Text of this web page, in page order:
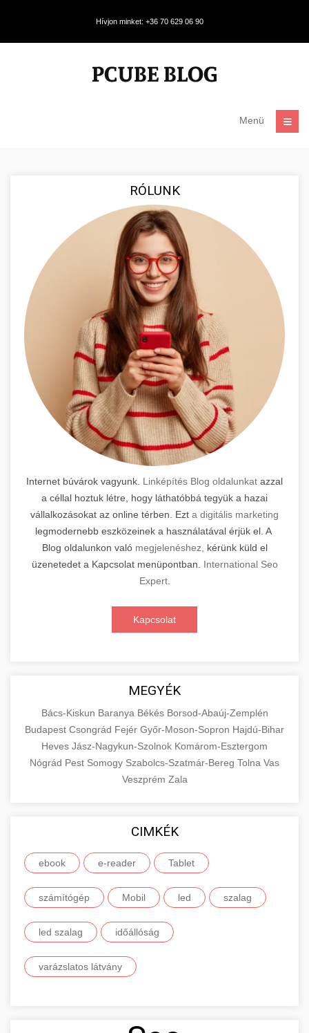
Hívjon minket: +36 70 629 06 90
Menü
RÓLUNK
Internet búvárok vagyunk. Linképítés Blog oldalunkat azzal
a céllal hoztuk létre, hogy láthatóbbá tegyük a hazai
vállalkozásokat az online térben. Ezt a digitális marketing
legmodernebb eszközeinek a használatával érjük el. A
Blog oldalunkon való megjelenéshez,
kérünk küld el
üzenetedet a Kapcsolat menüpontban. International Seo
Expert.
Kapcsolat
MEGYÉK
Bács-Kiskun Baranya Békés Borsod-Abaúj-Zemplén
Budapest Csongrád Fejér Győr-Moson-Sopron Hajdú-Bihar
Heves Jász-Nagykun-Szolnok Komárom-Esztergom
Nógrád Pest Somogy Szabolcs-Szatmár-Bereg Tolna Vas
Veszprém Zala
CIMKÉK
ebook e-reader Tablet
számítógép Mobil led szalag
led szalag időállóság
varázslatos látvány